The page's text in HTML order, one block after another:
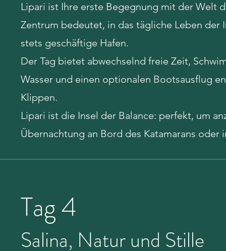
Lipari ist Ihre erste Begegnung mit der Welt
Zentrum bedeutet, in das tägliche Leben der
stets geschäftige Hafen.
Der Tag bietet abwechselnd freie Zeit,
Wasser und einen optionalen Bootsausflug
Klippen.
Lipari ist die Insel der Balance: perfekt, um
Übernachtung an Bord des Katamarans oder
Tag 4
Salina, Natur und Stille